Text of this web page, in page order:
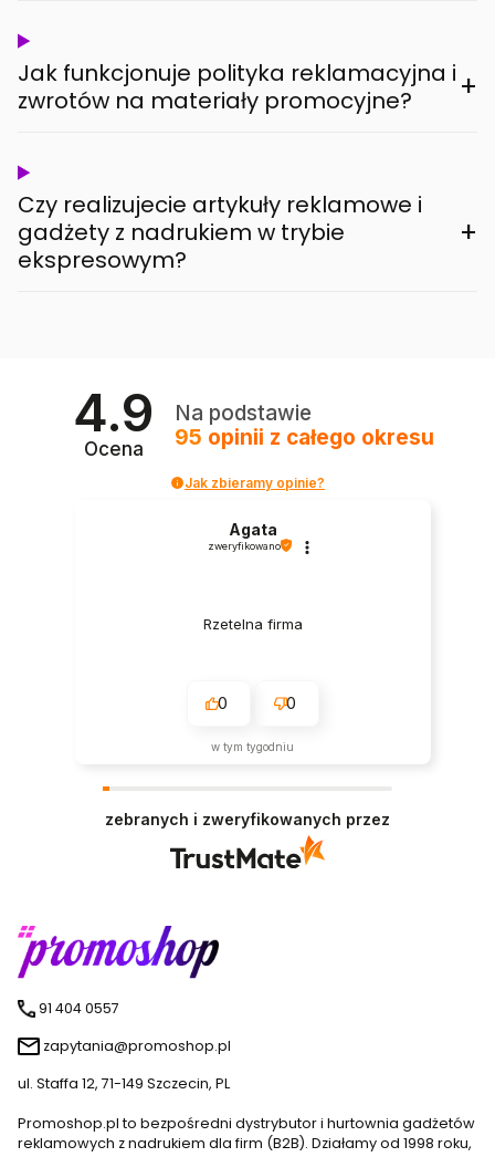
Jak funkcjonuje polityka reklamacyjna i
zwrotów na materiały promocyjne?
+
Czy realizujecie artykuły reklamowe i
gadżety z nadrukiem w trybie
ekspresowym?
+
4.9
Ocena
Na podstawie
95 opinii z całego okresu
Jak zbieramy opinie?
Agata
zweryfikowano
Rzetelna firma
0 0
w tym tygodniu
zebranych i zweryfikowanych przez
91 404 0557
zapytania@promoshop.pl
ul. Staffa 12, 71-149 Szczecin, PL
Promoshop.pl to bezpośredni dystrybutor i hurtownia gadżetów
reklamowych z nadrukiem dla firm (B2B). Działamy od 1998 roku,